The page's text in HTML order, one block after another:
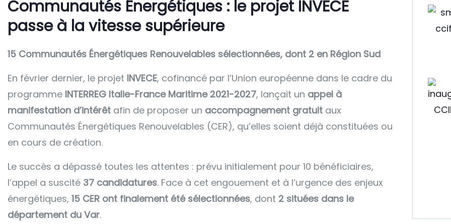
Communautés Énergétiques : le projet INVECE
passe à la vitesse supérieure
15 Communautés Énergétiques Renouvelables sélectionnées, dont 2 en Région Sud
En février dernier, le projet INVECE, cofinancé par l’Union européenne dans le cadre du
programme INTERREG Italie-France Maritime 2021-2027, lançait un appel à
manifestation d’intérêt afin de proposer un accompagnement gratuit aux
Communautés Énergétiques Renouvelables (CER), qu’elles soient déjà constituées ou
en cours de création.
Le succès a dépassé toutes les attentes : prévu initialement pour 10 bénéficiaires,
l’appel a suscité 37 candidatures. Face à cet engouement et à l’urgence des enjeux
énergétiques, 15 CER ont finalement été sélectionnées, dont 2 situées dans le
département du Var.